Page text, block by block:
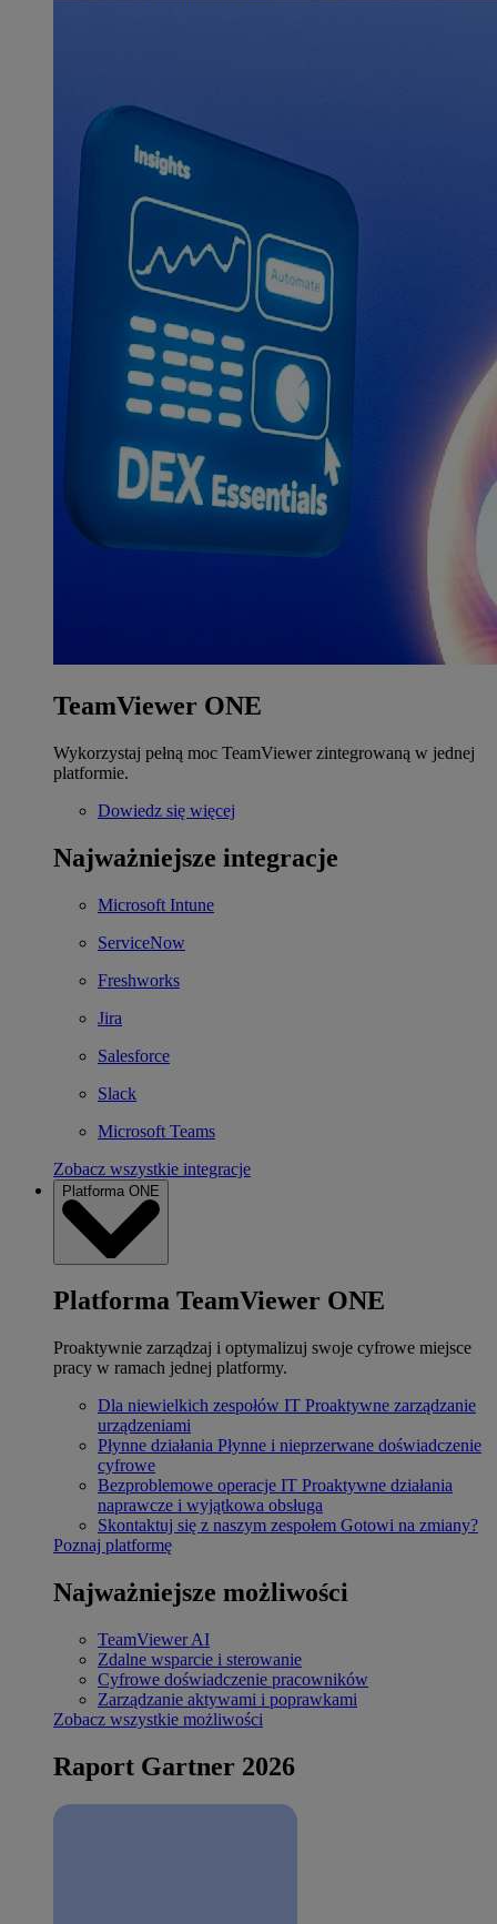
TeamViewer ONE
Wykorzystaj pełną moc TeamViewer zintegrowaną w jednej
platformie.
Dowiedz się więcej
Najważniejsze integracje
Microsoft Intune
ServiceNow
Freshworks
Jira
Salesforce
Slack
Microsoft Teams
Zobacz wszystkie integracje
Platforma ONE
Platforma TeamViewer ONE
Proaktywnie zarządzaj i optymalizuj swoje cyfrowe miejsce
pracy w ramach jednej platformy.
Dla niewielkich zespołów IT Proaktywne zarządzanie
urządzeniami
Płynne działania Płynne i nieprzerwane doświadczenie
cyfrowe
Bezproblemowe operacje IT Proaktywne działania
naprawcze i wyjątkowa obsługa
Skontaktuj się z naszym zespołem Gotowi na zmiany?
Poznaj platformę
Najważniejsze możliwości
TeamViewer AI
Zdalne wsparcie i sterowanie
Cyfrowe doświadczenie pracowników
Zarządzanie aktywami i poprawkami
Zobacz wszystkie możliwości
Raport Gartner 2026